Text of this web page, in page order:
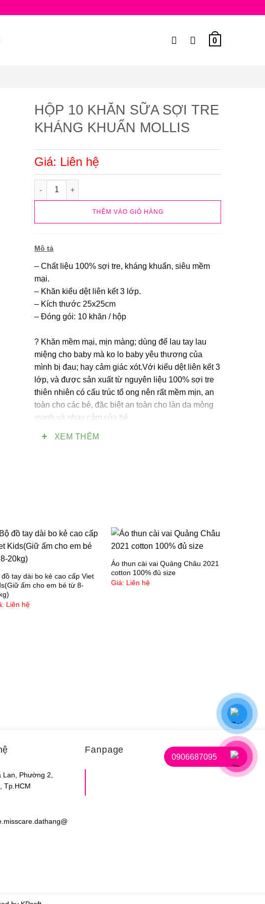
0
HỘP 10 KHĂN SỮA SỢI TRE
KHÁNG KHUẨN MOLLIS
Giá: Liên hệ
HỘP 10 KHĂN SỮA SỢI TRE KHÁNG KHUẨN MOLLIS số lượng
THÊM VÀO GIỎ HÀNG
Mô tả
– Chất liệu 100% sợi tre, kháng khuẩn, siêu mềm
mại.
– Khăn kiểu dệt liên kết 3 lớp.
– Kích thước 25x25cm
– Đóng gói: 10 khăn / hộp
? Khăn mềm mại, mịn màng; dùng để lau tay lau
miệng cho baby mà ko lo baby yêu thương của
mình bị đau; hay cảm giác xót.Với kiểu dệt liên kết 3
lớp, và được sản xuất từ nguyên liệu 100% sợi tre
thiên nhiên có cấu trúc tổ ong nên rất mềm mịn, an
toàn cho các bé, đặc biệt an toàn cho làn da mỏng
manh và nhạy cảm của bé
?Với bao bì thiết kế độc đáo, đẹp, trang nhã là sự
lựa chọn hoàn hảo, rất phù hợp để tặng đối tác,
? Vì làm tự sợi thiên nhiên mềm mịn rất êm nên
khăn này sẽ dễ rách hơn khăn thông thường? nên
XEM THÊM
đồ tay dài bo kẻ cao cấp Viet
ấm cho em bé từ 8-
Liên hệ
Áo thun cài vai Quảng Châu 2021
cotton 100% đủ size
Giá: Liên hệ
Phường 2,
Tp.HCM
Fanpage
0906687095